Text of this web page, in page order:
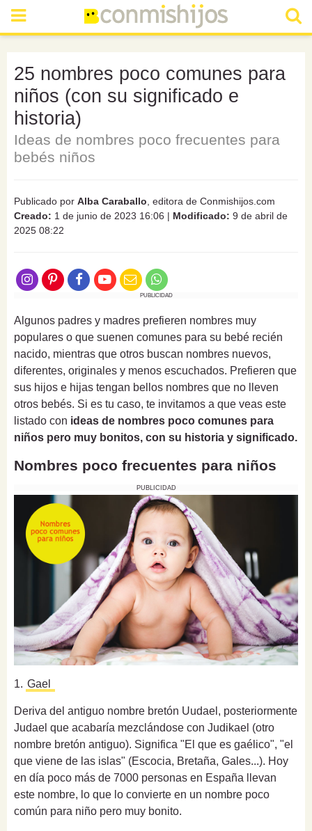
25 nombres poco comunes para
niños (con su significado e
historia)
Ideas de nombres poco frecuentes para
bebés niños
Publicado por Alba Caraballo , editora de Conmishijos.com
Creado: 1 de junio de 2023 16:06 | Modificado: 9 de abril de
2025 08:22
PUBLICIDAD
Algunos padres y madres prefieren nombres muy
populares o que suenen comunes para su bebé recién
nacido, mientras que otros buscan nombres nuevos,
diferentes, originales y menos escuchados. Prefieren que
sus hijos e hijas tengan bellos nombres que no lleven
otros bebés. Si es tu caso, te invitamos a que veas este
listado con ideas de nombres poco comunes para
niños pero muy bonitos, con su historia y significado.
Nombres poco frecuentes para niños
PUBLICIDAD
1. Gael
Deriva del antiguo nombre bretón Uudael, posteriormente
Judael que acabaría mezclándose con Judikael (otro
nombre bretón antiguo). Significa "El que es gaélico", "el
que viene de las islas" (Escocia, Bretaña, Gales...). Hoy
en día poco más de 7000 personas en España llevan
este nombre, lo que lo convierte en un nombre poco
común para niño pero muy bonito.